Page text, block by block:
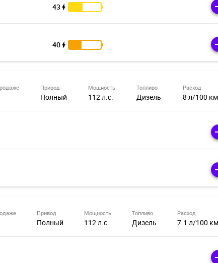
43
40
Привод
Полный
Мощность
112 л.с.
Топливо
Дизель
Расход
8 л/100 км
Привод
Полный
Мощность
112 л.с.
Топливо
Дизель
Расход
7.1 л/100 км